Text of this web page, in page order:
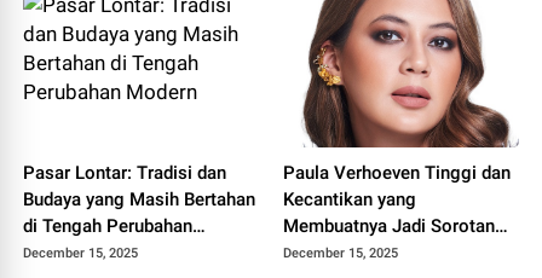
Pasar Lontar: Tradisi dan
Budaya yang Masih Bertahan
di Tengah Perubahan
Modern
December 15, 2025
Paula Verhoeven Tinggi dan
Kecantikan yang
Membuatnya Jadi Sorotan
Dunia
December 15, 2025